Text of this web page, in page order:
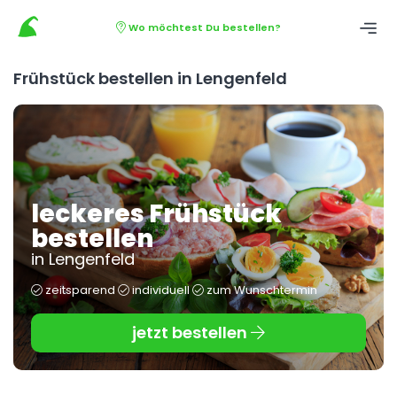
Wo möchtest Du bestellen?
Frühstück bestellen in Lengenfeld
leckeres Frühstück
bestellen
in Lengenfeld
zeitsparend individuell zum Wunschtermin
jetzt bestellen